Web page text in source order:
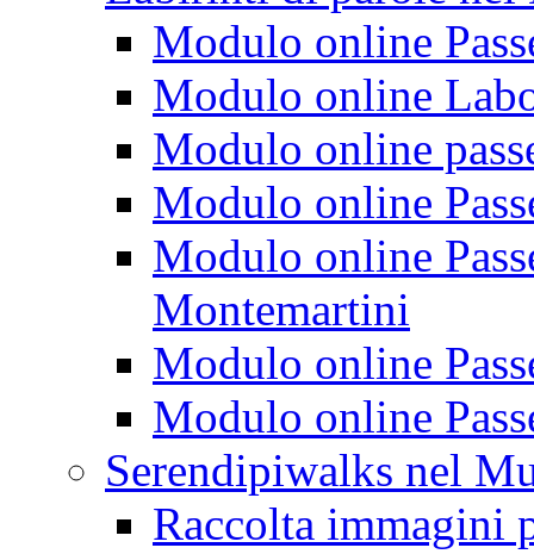
Modulo online
Modulo online
Modulo online
Modulo online
Modulo online
Montemartini
Modulo online
Modulo online
Serendipiwalks nel
Raccolta immagini